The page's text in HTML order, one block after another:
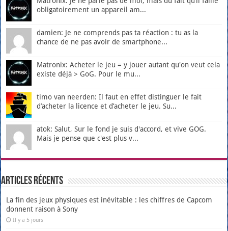
obligatoirement un appareil am...
damien: Je ne comprends pas ta réaction : tu as la
chance de ne pas avoir de smartphone...
Matronix: Acheter le jeu = y jouer autant qu'on veut cela
existe déjà > GoG. Pour le mu...
timo van neerden: Il faut en effet distinguer le fait
d’acheter la licence et d’acheter le jeu. Su...
atok: Salut, Sur le fond je suis d'accord, et vive GOG.
Mais je pense que c'est plus v...
Articles récents
La fin des jeux physiques est inévitable : les chiffres de Capcom
donnent raison à Sony
Il y a 5 jours